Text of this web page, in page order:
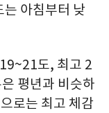
아침부터 낮
도, 최고 2
평년과 비슷하
로는 최고 체감